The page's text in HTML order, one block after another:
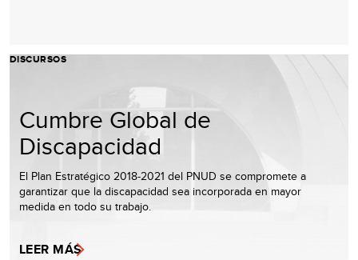
DISCURSOS
Cumbre Global de
Discapacidad
El Plan Estratégico 2018-2021 del PNUD se compromete a
garantizar que la discapacidad sea incorporada en mayor
medida en todo su trabajo.
LEER MÁS